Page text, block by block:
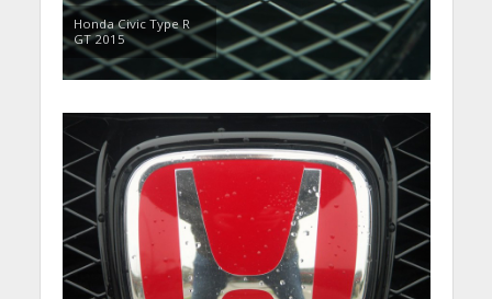
Honda Civic Type R
GT 2015